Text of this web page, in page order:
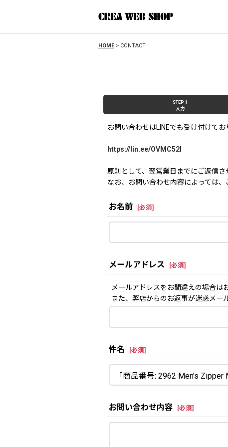
HOME > CONTACT
STEP 1
入力
お問い合わせはLINEでも受け付けてお
https://lin.ee/OVMC52l
原則として、翌営業日までにご返信さ
なお、お問い合わせ内容によっては
お名前 [必須]
メールアドレス [必須]
メールアドレスをお間違えの場合は
また、弊店からのお返事が迷惑メー
件名 [必須]
お問い合わせ内容 [必須]